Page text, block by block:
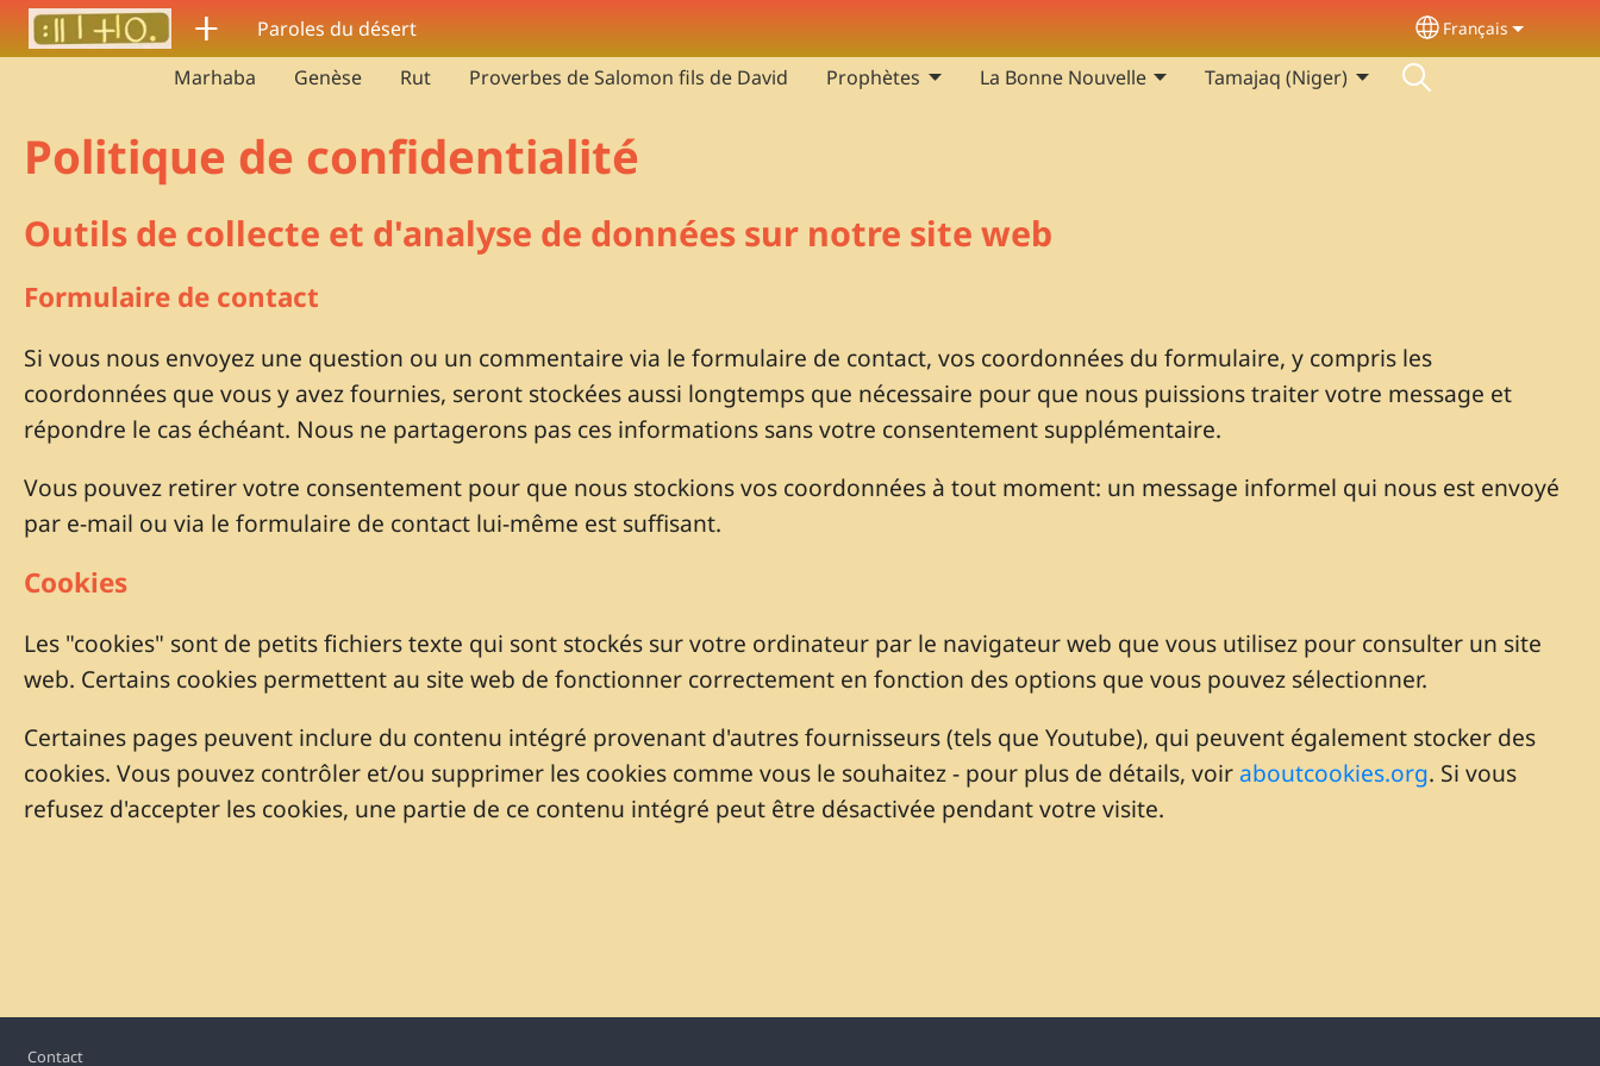
Aller au contenu principal
ⵜ Paroles du désert Select your
Français
Marhaba Genèse Rut Proverbes de Salomon fils de David Prophètes La Bonne Nouvelle Tamajaq (Niger)
Politique de confidentialité
Outils de collecte et d'analyse de données sur notre site web
Formulaire de contact
Si vous nous envoyez une question ou un commentaire via le formulaire de contact, vos coordonnées du formulaire, y compris les
coordonnées que vous y avez fournies, seront stockées aussi longtemps que nécessaire pour que nous puissions traiter votre message et
répondre le cas échéant. Nous ne partagerons pas ces informations sans votre consentement supplémentaire.
Vous pouvez retirer votre consentement pour que nous stockions vos coordonnées à tout moment: un message informel qui nous est envoyé
par e-mail ou via le formulaire de contact lui-même est suffisant.
Cookies
Les "cookies" sont de petits fichiers texte qui sont stockés sur votre ordinateur par le navigateur web que vous utilisez pour consulter un site
web. Certains cookies permettent au site web de fonctionner correctement en fonction des options que vous pouvez sélectionner.
Certaines pages peuvent inclure du contenu intégré provenant d'autres fournisseurs (tels que Youtube), qui peuvent également stocker des
cookies. Vous pouvez contrôler et/ou supprimer les cookies comme vous le souhaitez - pour plus de détails, voir aboutcookies.org. Si vous
refusez d'accepter les cookies, une partie de ce contenu intégré peut être désactivée pendant votre visite.
Footer
Contact